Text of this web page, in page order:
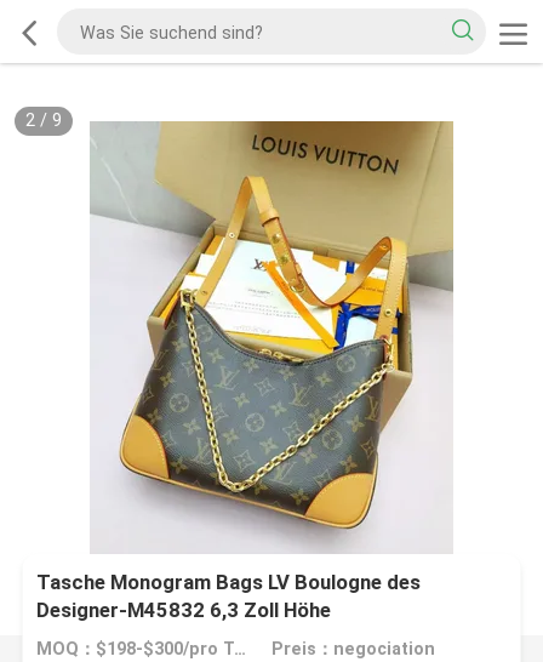
2/ 9
Tasche Monogram Bags LV Boulogne des
Designer-M45832 6,3 Zoll Höhe
MOQ：$198-$300/pro Tasche Preis：negociation